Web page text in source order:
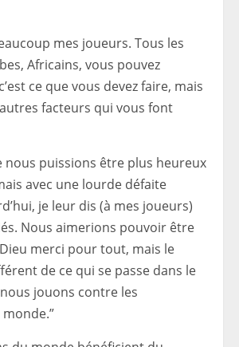
mes joueurs. Tous les
Africains, vous pouvez
ce que vous devez faire, mais
facteurs qui vous font
nous puissions être plus heureux
avec une lourde défaite
je leur dis (à mes joueurs)
Nous aimerions pouvoir être
merci pour tout, mais le
de ce qui se passe dans le
jouons contre les